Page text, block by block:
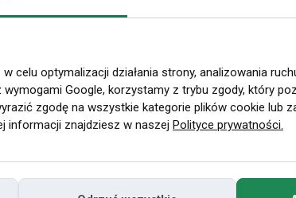
Pracodawcy » Top-Tempbemanning
Aktualnie brak
Top Temp, Nøtterøy, poszukuje logistyka.
piśmie, certyfikat T4. Chętni zobowiązani są do
celu optymalizacji działania strony, analizowania
Google, korzystamy z trybu zgody, który
zgodę na wszystkie kategorie plików cookie lub
informacji znajdziesz w naszej Polityce prywatności.